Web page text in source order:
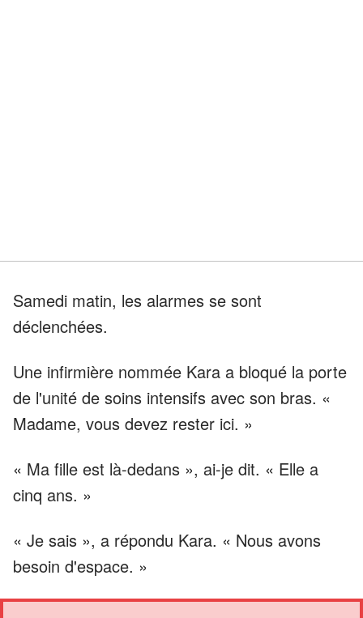
Samedi matin, les alarmes se sont
déclenchées.
Une infirmière nommée Kara a bloqué la porte
de l'unité de soins intensifs avec son bras. «
Madame, vous devez rester ici. »
« Ma fille est là-dedans », ai-je dit. « Elle a
cinq ans. »
« Je sais », a répondu Kara. « Nous avons
besoin d'espace. »